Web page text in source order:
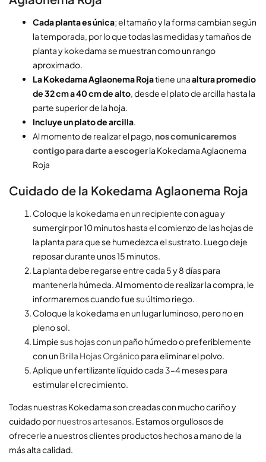
Cada planta es única; el tamaño y la forma cambian según
la temporada, por lo que todas las medidas y tamaños de
planta y kokedama se muestran como un rango
aproximado.
LaKokedama Aglaonema Rojatiene unaaltura promedio
de 32 cm a 40 cm de alto, desde el plato de arcilla hasta la
parte superior de la hoja.
Incluye un plato de arcilla.
Al momento de realizar el pago,nos comunicaremos
contigo para darte a escogerla Kokedama Aglaonema
Roja
Cuidado de la Kokedama Aglaonema Roja
Coloque la kokedamaen un recipienteconaguay
sumergir por 10 minutos hasta el comienzo de las hojas de
la planta para que se humedezcaelsustrato. Luego deje
reposardurante unos15 minutos.
La planta debe regarse entre cada 5 y 8 díaspara
mantenerla húmeda. Al momento de realizar la compra, le
informaremos cuando fue su último riego.
Coloque la kokedamaen un lugarluminoso, peronoen
plenosol.
Limpiesushojascon un pañohúmedoo preferiblemente
con un Brilla Hojas Orgánicoparaeliminarelpolvo.
Aplique unfertilizante líquidocada 3–4mesespara
estimularelcrecimiento.
TodasnuestrasKokedamasoncreadascon muchocariñoy
cuidadopornuestrosartesanos. Estamosorgullososde
ofrecerlea nuestrosclientesproductoshechosa manode la
másaltacalidad.